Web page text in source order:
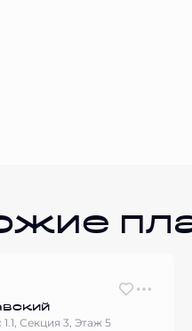
Секция 3, Этаж 5